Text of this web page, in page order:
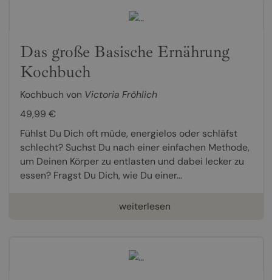
Das große Basische Ernährung
Kochbuch
Kochbuch von Victoria Fröhlich
49,99 €
Fühlst Du Dich oft müde, energielos oder schläfst
schlecht? Suchst Du nach einer einfachen Methode,
um Deinen Körper zu entlasten und dabei lecker zu
essen? Fragst Du Dich, wie Du einer...
weiterlesen